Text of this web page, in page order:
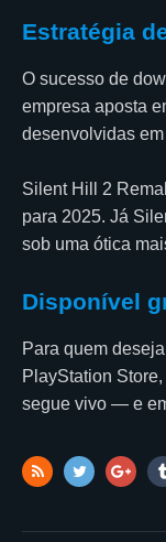
Estratégia
O sucesso de
empresa aposta
desenvolvidas
Silent Hill 2
para 2025. Já
sob uma ótica
Disponível
Para quem
PlayStation
segue vivo — e